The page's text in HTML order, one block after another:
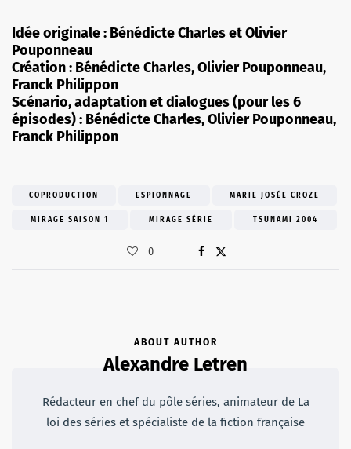
Idée originale : Bénédicte Charles et Olivier
Pouponneau
Création : Bénédicte Charles, Olivier Pouponneau,
Franck Philippon
Scénario, adaptation et dialogues (pour les 6
épisodes) : Bénédicte Charles, Olivier Pouponneau,
Franck Philippon
COPRODUCTION ESPIONNAGE MARIE JOSÉE CROZE
MIRAGE SAISON 1 MIRAGE SÉRIE TSUNAMI 2004
0
ABOUT AUTHOR
Alexandre Letren
Rédacteur en chef du pôle séries, animateur de La
loi des séries et spécialiste de la fiction française